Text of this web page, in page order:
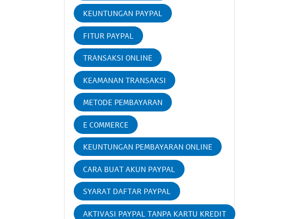
KEUNTUNGAN PAYPAL
FITUR PAYPAL
TRANSAKSI ONLINE
KEAMANAN TRANSAKSI
METODE PEMBAYARAN
E COMMERCE
KEUNTUNGAN PEMBAYARAN ONLINE
CARA BUAT AKUN PAYPAL
SYARAT DAFTAR PAYPAL
AKTIVASI PAYPAL TANPA KARTU KREDIT